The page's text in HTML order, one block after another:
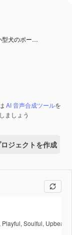
型犬のポー…
AI 音声合成ツールを
ましょう
ジェクトを作成
Playful, Soulful, Upbeat